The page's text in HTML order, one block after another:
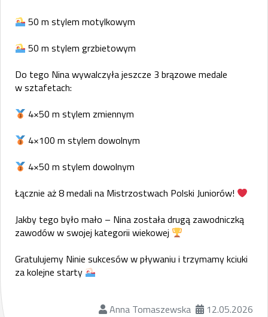
50 m stylem motylkowym
50 m stylem grzbietowym
Do tego Nina wywalczyła jeszcze 3 brązowe medale
w sztafetach:
4×50 m stylem zmiennym
4×100 m stylem dowolnym
4×50 m stylem dowolnym
Łącznie aż 8 medali na Mistrzostwach Polski Juniorów!
Jakby tego było mało – Nina została drugą zawodniczką
zawodów w swojej kategorii wiekowej
Gratulujemy Ninie sukcesów w pływaniu i trzymamy kciuki
za kolejne starty
Anna Tomaszewska 12.05.2026